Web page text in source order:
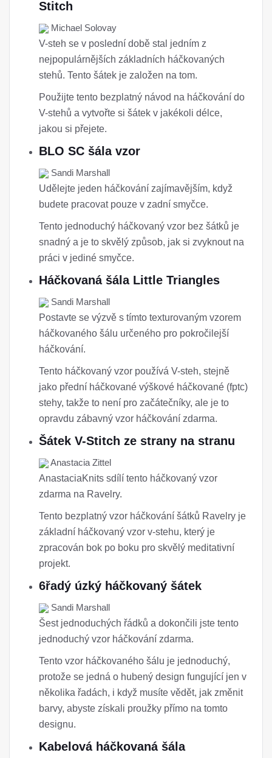
Stitch
Michael Solovay
V-steh se v poslední době stal jedním z
nejpopulárnějších základních háčkovaných
stehů. Tento šátek je založen na tom.
Použijte tento bezplatný návod na háčkování do
V-stehů a vytvořte si šátek v jakékoli délce,
jakou si přejete.
BLO SC šála vzor
Sandi Marshall
Udělejte jeden háčkování zajímavějším, když
budete pracovat pouze v zadní smyčce.
Tento jednoduchý háčkovaný vzor bez šátků je
snadný a je to skvělý způsob, jak si zvyknout na
práci v jediné smyčce.
Háčkovaná šála Little Triangles
Sandi Marshall
Postavte se výzvě s tímto texturovaným vzorem
háčkovaného šálu určeného pro pokročilejší
háčkování.
Tento háčkovaný vzor používá V-steh, stejně
jako přední háčkované výškové háčkované (fptc)
stehy, takže to není pro začátečníky, ale je to
opravdu zábavný vzor háčkování zdarma.
Šátek V-Stitch ze strany na stranu
Anastacia Zittel
AnastaciaKnits sdílí tento háčkovaný vzor
zdarma na Ravelry.
Tento bezplatný vzor háčkování šátků Ravelry je
základní háčkovaný vzor v-stehu, který je
zpracován bok po boku pro skvělý meditativní
projekt.
6řadý úzký háčkovaný šátek
Sandi Marshall
Šest jednoduchých řádků a dokončili jste tento
jednoduchý vzor háčkování zdarma.
Tento vzor háčkovaného šálu je jednoduchý,
protože se jedná o hubený design fungující jen v
několika řadách, i když musíte vědět, jak změnit
barvy, abyste získali proužky přímo na tomto
designu.
Kabelová háčkovaná šála